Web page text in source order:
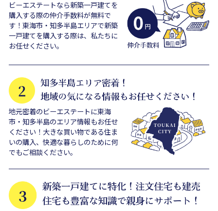
ビーエステートなら新築一戸建てを
購入する際の仲介手数料が無料で
す！東海市・知多半島エリアで新築
一戸建てを購入する際は、私たちに
お任せください。
地元密着のビーエステートに東海
市・知多半島のエリア情報もお任せ
ください！大きな買い物である住ま
いの購入、快適な暮らしのために何
でもご相談ください。